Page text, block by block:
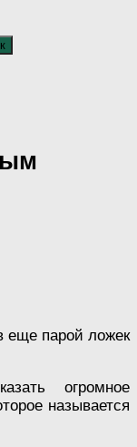
еще парой ложек
огромное
называется